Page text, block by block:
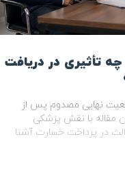
تأثیری در دریافت
نهایی مصدوم پس از
مقاله با نقش پزشکی
در پرداخت خسارت آشنا